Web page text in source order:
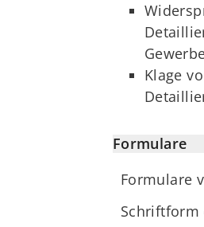
Klage
Formulare
Formulare
Schriftform